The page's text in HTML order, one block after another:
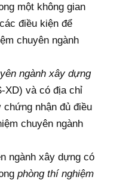
một không gian
điều kiện để
chuyên ngành
ngành xây dựng
XD) và có địa chỉ
nhận đủ điều
chuyên ngành
ngành xây dựng có
phòng thí nghiệm